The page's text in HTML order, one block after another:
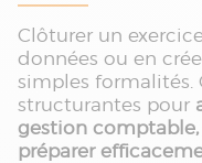
Clôturer un
données ou en
simples formalités.
structurantes pour
gestion comptable,
préparer